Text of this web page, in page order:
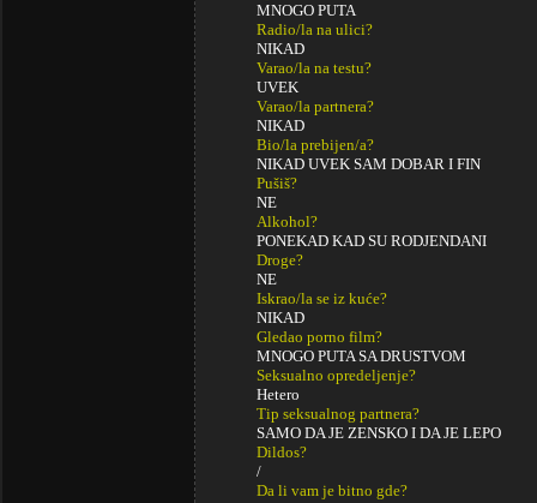
MNOGO PUTA
Radio/la na ulici?
NIKAD
Varao/la na testu?
UVEK
Varao/la partnera?
NIKAD
Bio/la prebijen/a?
NIKAD UVEK SAM DOBAR I FIN
Pušiš?
NE
Alkohol?
PONEKAD KAD SU RODJENDANI
Droge?
NE
Iskrao/la se iz kuće?
NIKAD
Gledao porno film?
MNOGO PUTA SA DRUSTVOM
Seksualno opredeljenje?
Hetero
Tip seksualnog partnera?
SAMO DA JE ZENSKO I DA JE LEPO
Dildos?
/
Da li vam je bitno gde?